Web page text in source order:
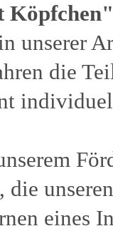
Köpfchen"
unserer
die
, die
eines